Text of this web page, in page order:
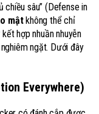
sâu” (Defense in
mậtkhông thể chỉ
hợp nhuần nhuyễn
ngặt. Dưới đây
Everywhere)